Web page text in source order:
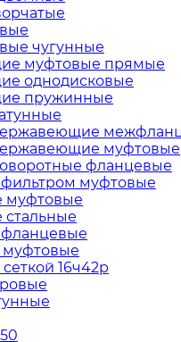
чугунные
муфтовые прямые
однодисковые
пружинные
муфтовые
фланцевые
муфтовые
муфтовые
стальные
16ч42р